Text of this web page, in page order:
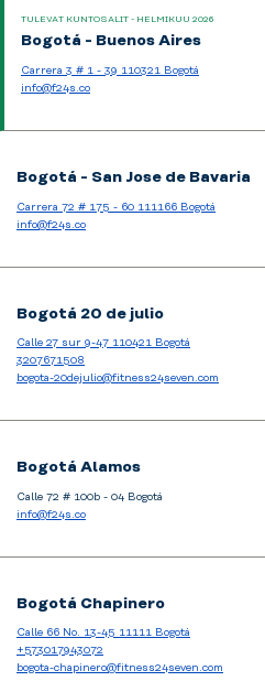
TULEVAT KUNTOSALIT - HELMIKUU 2026
Bogotá - Buenos Aires
Carrera 3 # 1 - 39 110321 Bogotá
info@f24s.co
Bogotá - San Jose de Bavaria
Carrera 72 # 175 - 60 111166 Bogotá
info@f24s.co
Bogotá 20 de julio
Calle 27 sur 9-47 110421 Bogotá
3207671508
bogota-20dejulio@fitness24seven.com
Bogotá Alamos
Calle 72 # 100b - 04 Bogotá
info@f24s.co
Bogotá Chapinero
Calle 66 No. 13-45 11111 Bogotá
+573017943072
bogota-chapinero@fitness24seven.com